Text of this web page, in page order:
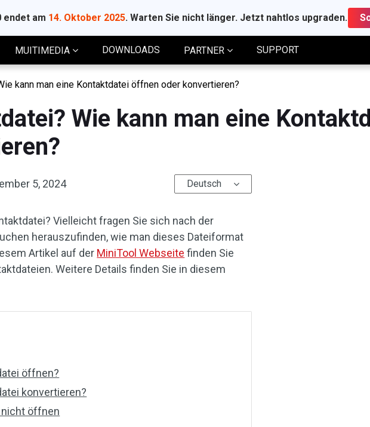
endet am 14. Oktober 2025. Warten Sie nicht länger. Jetzt nahtlos upgraden.
MUITIMEDIA DOWNLOADS PARTNER SUPPORT
kann man eine Kontaktdatei öffnen oder konvertieren?
Wie kann man eine
5, 2024 Deutsch
Vielleicht fragen Sie sich nach der
herauszufinden, wie man dieses Dateiformat
Artikel auf der MiniTool Webseite finden Sie
Weitere Details finden Sie in diesem
öffnen?
konvertieren?
nicht öffnen